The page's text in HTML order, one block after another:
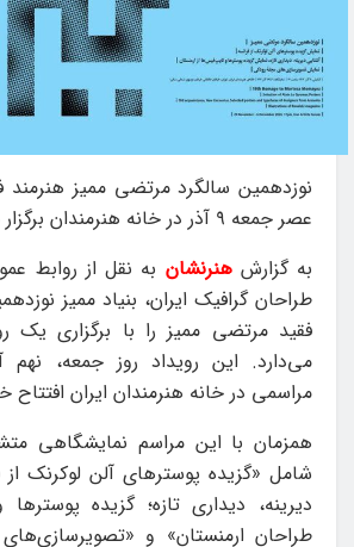
نوزدهمین سالگرد مرتضی ممیز هنرمند
عصر جمعه ۹ آذر در خانه هنرمندان برگزار می‌شود.
به گزارشهنرنشان به نقل از روابط
طراحان گرافیک ایران، بنیاد ممیز
فقید مرتضی ممیز را با برگزاری یک
مراسمی در خانه هنرمندان ایران افتتاح
همزمان با این مراسم نمایشگاهی
شامل «گزیده‌ پوسترهای آلن لوکرنک از
دیرینه، دیداری تازه؛ گزیده
طراحان ارمنستان» و